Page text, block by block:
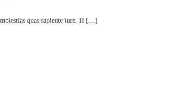
quas sapiente iure. H […]